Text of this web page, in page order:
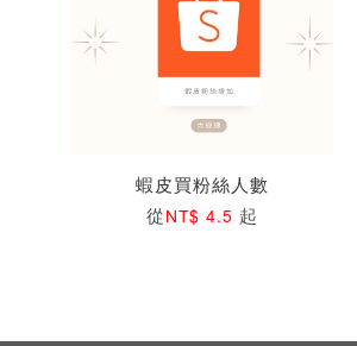
蝦皮買粉絲人數
從NT$ 4.5 起